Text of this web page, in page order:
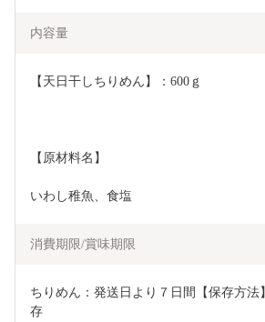
内容量
【天日干しちりめん】：600ｇ
【原材料名】
いわし稚魚、食塩
消費期限/賞味期限
ちりめん：発送日より７日間【保存方
存